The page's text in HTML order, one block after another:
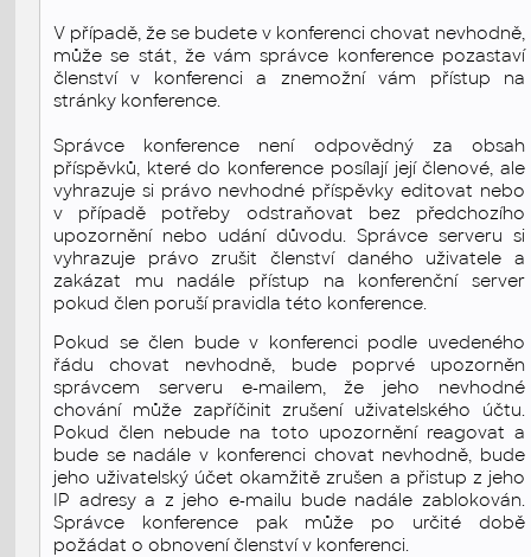
V případě, že se budete v konferenci chovat nevhodně,
může se stát, že vám správce konference pozastaví
členství v konferenci a znemožní vám přístup na
stránky konference.
Správce konference není odpovědný za obsah
příspěvků, které do konference posílají její členové, ale
vyhrazuje si právo nevhodné příspěvky editovat nebo
v případě potřeby odstraňovat bez předchozího
upozornění nebo udání důvodu. Správce serveru si
vyhrazuje právo zrušit členství daného uživatele a
zakázat mu nadále přístup na konferenční server
pokud člen poruší pravidla této konference.
Pokud se člen bude v konferenci podle uvedeného
řádu chovat nevhodně, bude poprvé upozorněn
správcem serveru e-mailem, že jeho nevhodné
chování může zapříčinit zrušení uživatelského účtu.
Pokud člen nebude na toto upozornění reagovat a
bude se nadále v konferenci chovat nevhodně, bude
jeho uživatelský účet okamžitě zrušen a přistup z jeho
IP adresy a z jeho e-mailu bude nadále zablokován.
Správce konference pak může po určité době
požádat o obnovení členství v konferenci.